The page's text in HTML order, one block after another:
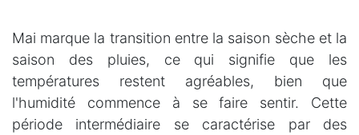
Mai marque la transition entre la saison sèche et la
saison des pluies, ce qui signifie que les
températures restent agréables, bien que
l'humidité commence à se faire sentir. Cette
période intermédiaire se caractérise par des